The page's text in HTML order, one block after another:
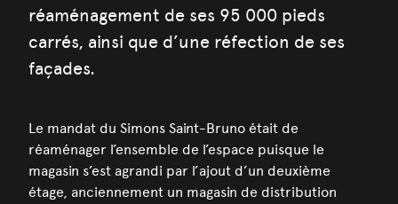
réaménagement de ses 95 000 pieds
carrés, ainsi que d’une réfection de ses
façades.
Le mandat du Simons Saint-Bruno était de
réaménager l’ensemble de l’espace puisque le
magasin s’est agrandi par l’ajout d’un deuxième
étage, anciennement un magasin de distribution